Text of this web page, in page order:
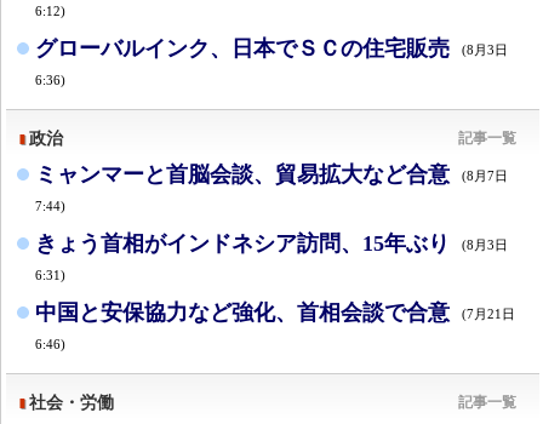
6:12)
グローバルインク、日本でＳＣの住宅販売 (8月3日
6:36)
政治 記事一覧
ミャンマーと首脳会談、貿易拡大など合意 (8月7日
7:44)
きょう首相がインドネシア訪問、15年ぶり (8月3日
6:31)
中国と安保協力など強化、首相会談で合意 (7月21日
6:46)
社会・労働 記事一覧